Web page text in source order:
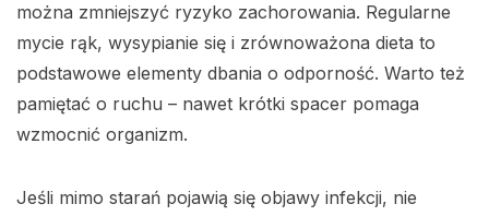
można zmniejszyć ryzyko zachorowania. Regularne
mycie rąk, wysypianie się i zrównoważona dieta to
podstawowe elementy dbania o odporność. Warto też
pamiętać o ruchu – nawet krótki spacer pomaga
wzmocnić organizm.
Jeśli mimo starań pojawią się objawy infekcji, nie